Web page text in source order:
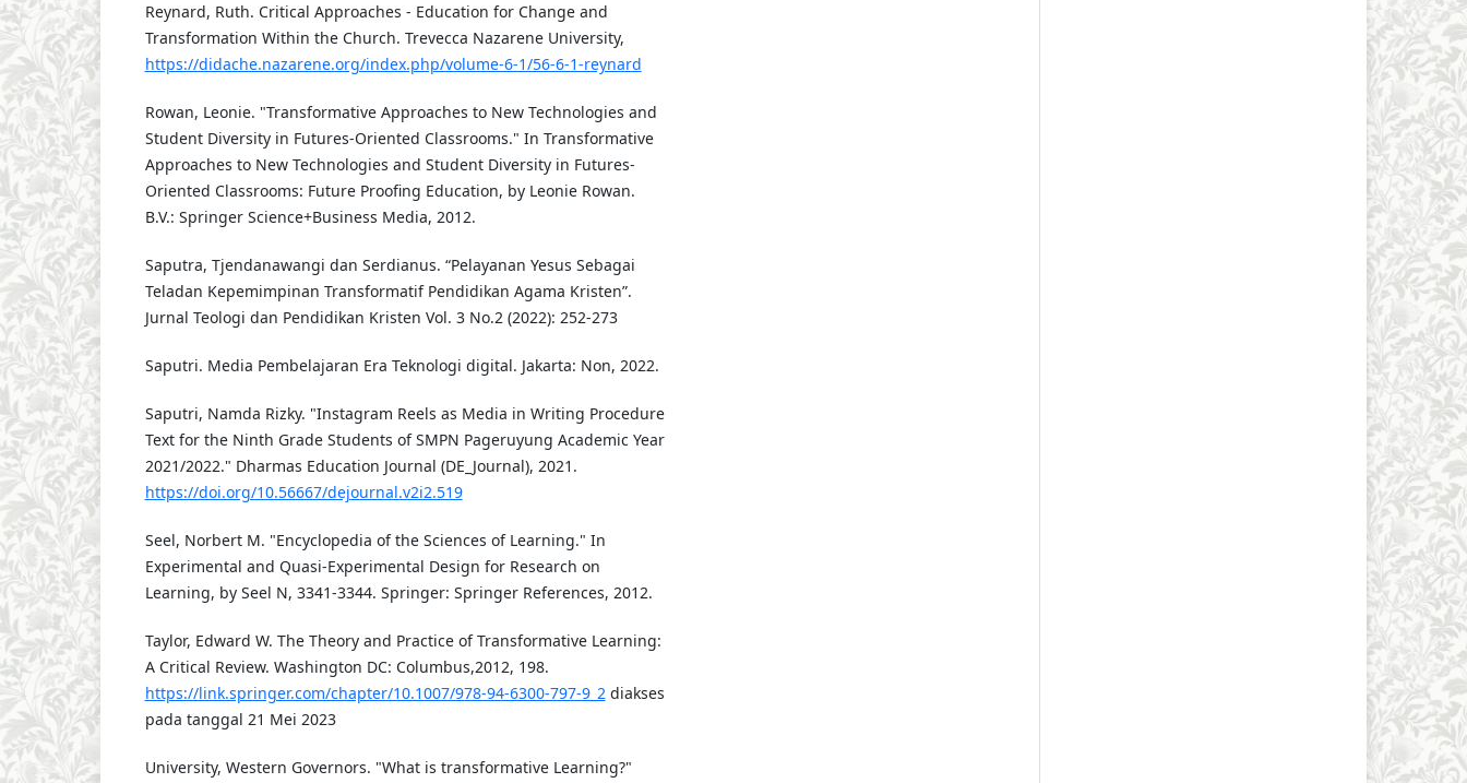
Reynard, Ruth. Critical Approaches - Education for Change and
Transformation Within the Church. Trevecca Nazarene University,
https://didache.nazarene.org/index.php/volume-6-1/56-6-1-reynard
Rowan, Leonie. "Transformative Approaches to New Technologies and
Student Diversity in Futures-Oriented Classrooms." In Transformative
Approaches to New Technologies and Student Diversity in Futures-
Oriented Classrooms: Future Proofing Education, by Leonie Rowan.
B.V.: Springer Science+Business Media, 2012.
Saputra, Tjendanawangi dan Serdianus. “Pelayanan Yesus Sebagai
Teladan Kepemimpinan Transformatif Pendidikan Agama Kristen”.
Jurnal Teologi dan Pendidikan Kristen Vol. 3 No.2 (2022): 252-273
Saputri. Media Pembelajaran Era Teknologi digital. Jakarta: Non, 2022.
Saputri, Namda Rizky. "Instagram Reels as Media in Writing Procedure
Text for the Ninth Grade Students of SMPN Pageruyung Academic Year
2021/2022." Dharmas Education Journal (DE_Journal), 2021.
https://doi.org/10.56667/dejournal.v2i2.519
Seel, Norbert M. "Encyclopedia of the Sciences of Learning." In
Experimental and Quasi-Experimental Design for Research on
Learning, by Seel N, 3341-3344. Springer: Springer References, 2012.
Taylor, Edward W. The Theory and Practice of Transformative Learning:
A Critical Review. Washington DC: Columbus,2012, 198.
https://link.springer.com/chapter/10.1007/978-94-6300-797-9_2diakses
pada tanggal 21 Mei 2023
University, Western Governors. "What is transformative Learning?"